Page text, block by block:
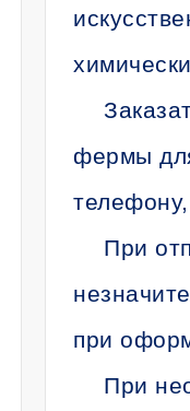
фермы
При
при
При